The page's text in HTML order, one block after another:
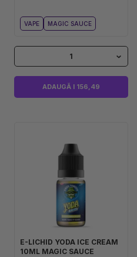
VAPE MAGIC SAUCE
1
ADAUGĂ I 156,49
E-LICHID YODA ICE CREAM
10ML MAGIC SAUCE